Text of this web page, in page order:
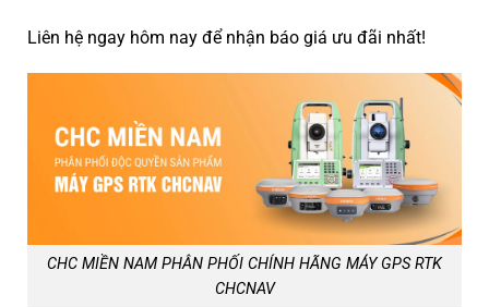
Liên hệ ngay hôm nay để nhận báo giá ưu đãi nhất!
CHC MIỀN NAM PHÂN PHỐI CHÍNH HÃNG MÁY GPS RTK
CHCNAV